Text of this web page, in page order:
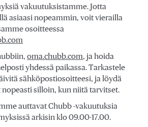
vakuutuksistamme. Jotta
asiaasi nopeammin, voit vierailla
osoitteessa
oma.chubb.com, ja hoida
yhdessä paikassa. Tarkastele
sähköpostiosoitteesi, ja löydä
silloin, kun niitä tarvitset.
auttavat Chubb -vakuutuksia
arkisin klo 09.00-17.00.